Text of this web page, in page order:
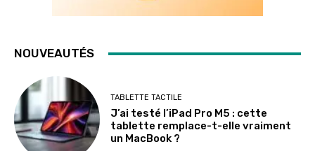
NOUVEAUTÉS
TABLETTE TACTILE
J’ai testé l’iPad Pro M5 : cette
tablette remplace-t-elle vraiment
un MacBook ?